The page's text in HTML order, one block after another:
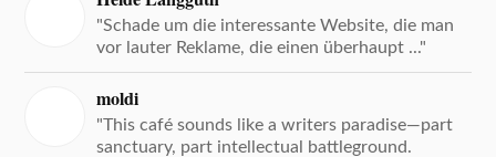
"Schade um die interessante Website, die man
vor lauter Reklame, die einen überhaupt ..."
moldi
"This café sounds like a writers paradise—part
sanctuary, part intellectual battleground.